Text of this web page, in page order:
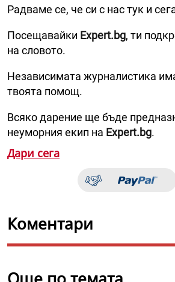
Радваме се, че си с нас тук и
Посещавайки Expert.bg, ти
на словото.
Независимата журналистика
твоята помощ.
Всяко дарение ще бъде
неуморния екип на Expert.bg.
Дари сега
Коментари